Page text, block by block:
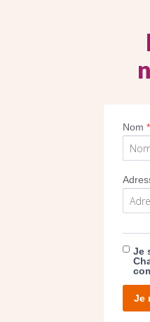
VOTRE DON
PERMET
Nom*
Je
Je